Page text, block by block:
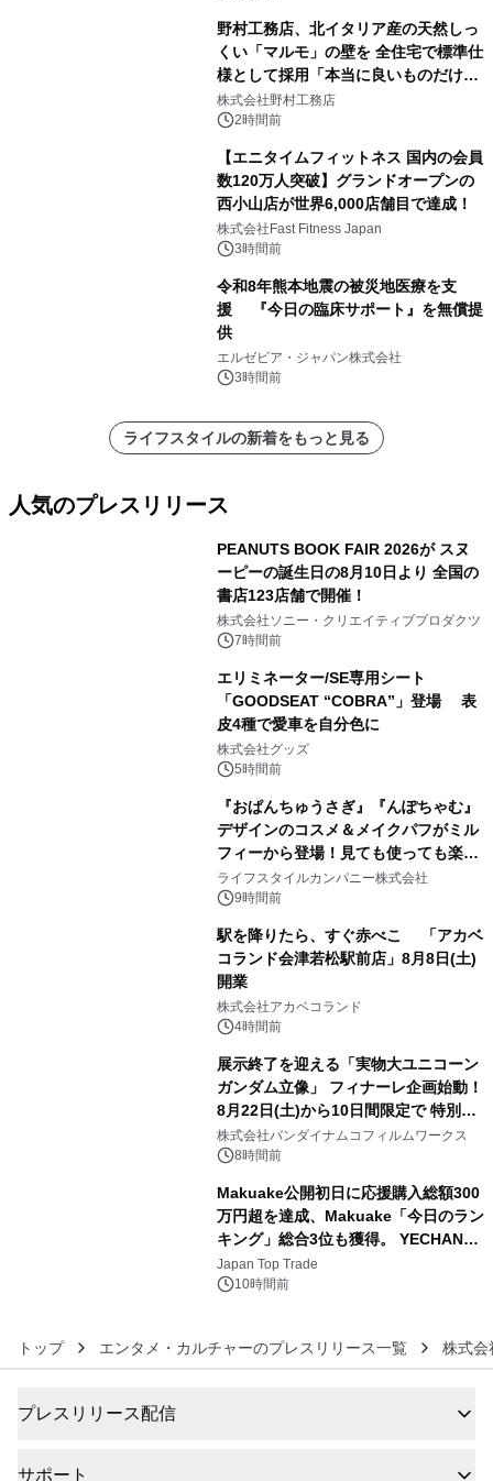
野村工務店、北イタリア産の天然しっ
くい「マルモ」の壁を 全住宅で標準仕
様として採用「本当に良いものだけに
こだわる」
株式会社野村工務店
2時間前
【エニタイムフィットネス 国内の会員
数120万人突破】グランドオープンの
西小山店が世界6,000店舗目で達成！
株式会社Fast Fitness Japan
3時間前
令和8年熊本地震の被災地医療を支
援 『今日の臨床サポート』を無償提
供
エルゼビア・ジャパン株式会社
3時間前
ライフスタイルの新着をもっと見る
人気のプレスリリース
PEANUTS BOOK FAIR 2026が スヌ
ーピーの誕生日の8月10日より 全国の
書店123店舗で開催！
株式会社ソニー・クリエイティブプロダクツ
7時間前
エリミネーター/SE専用シート
「GOODSEAT “COBRA”」登場 表
皮4種で愛車を自分色に
株式会社グッズ
5時間前
『おぱんちゅうさぎ』『んぽちゃむ』
デザインのコスメ＆メイクパフがミル
フィーから登場！見ても使っても楽し
い、ポップでキュートなコレクショ
ン。
ライフスタイルカンパニー株式会社
9時間前
駅を降りたら、すぐ赤べこ 「アカベ
コランド会津若松駅前店」8月8日(土)
開業
株式会社アカベコランド
4時間前
展示終了を迎える「実物大ユニコーン
ガンダム立像」 フィナーレ企画始動！
8月22日(土)から10日間限定で 特別映
像『UNICORN GUNDAM Statue ―
BEYOND POSSIBILITY ―』を上映！
株式会社バンダイナムコフィルムワークス
8時間前
Makuake公開初日に応援購入総額300
万円超を達成、Makuake「今日のラン
キング」総合3位も獲得。 YECHAN音
浴シンギングボウル第2弾の大型サイ
ズ（XL・2XL・3XL）を先行販売中
Japan Top Trade
10時間前
トップ エンタメ・カルチャーのプレスリリース一覧 株式会
プレスリリース配信
サポート